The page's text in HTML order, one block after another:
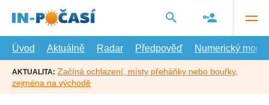
hlavní
Úvod
Aktuálně Radar Předpověď Numerický model
AKTUALITA: Začíná ochlazení, místy přeháňky nebo bouřky,
zejména na východě